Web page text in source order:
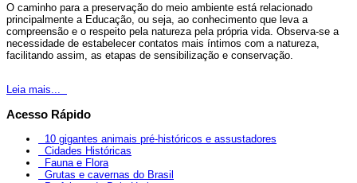
O caminho para a preservação do meio ambiente está relacionado
principalmente a Educação, ou seja, ao conhecimento que leva a
compreensão e o respeito pela natureza pela própria vida. Observa-se a
necessidade de estabelecer contatos mais íntimos com a natureza,
facilitando assim, as etapas de sensibilização e conservação.
Leia mais...
Acesso Rápido
10 gigantes animais pré-históricos e assustadores
Cidades Históricas
Fauna e Flora
Grutas e cavernas do Brasil